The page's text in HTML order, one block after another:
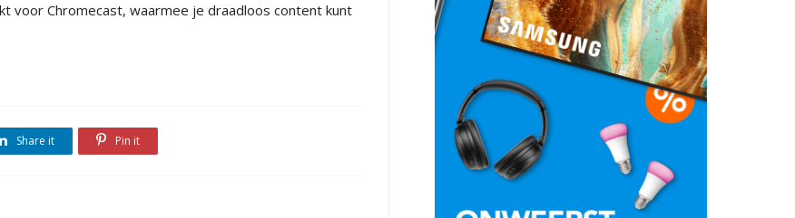
voor Chromecast, waarmee je draadloos content kunt
Share it Pin it